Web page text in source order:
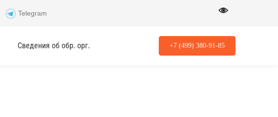
Telegram
Сведения об обр. орг. +7 (499) 380-91-85